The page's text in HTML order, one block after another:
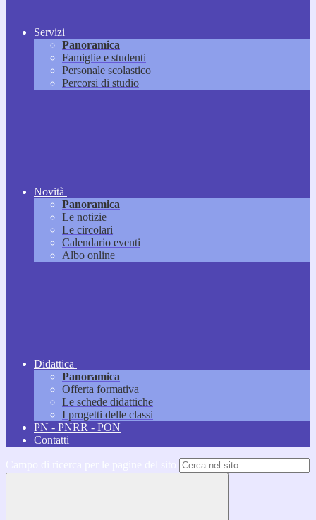
Servizi
Panoramica
Famiglie e studenti
Personale scolastico
Percorsi di studio
Novità
Panoramica
Le notizie
Le circolari
Calendario eventi
Albo online
Didattica
Panoramica
Offerta formativa
Le schede didattiche
I progetti delle classi
PN - PNRR - PON
Contatti